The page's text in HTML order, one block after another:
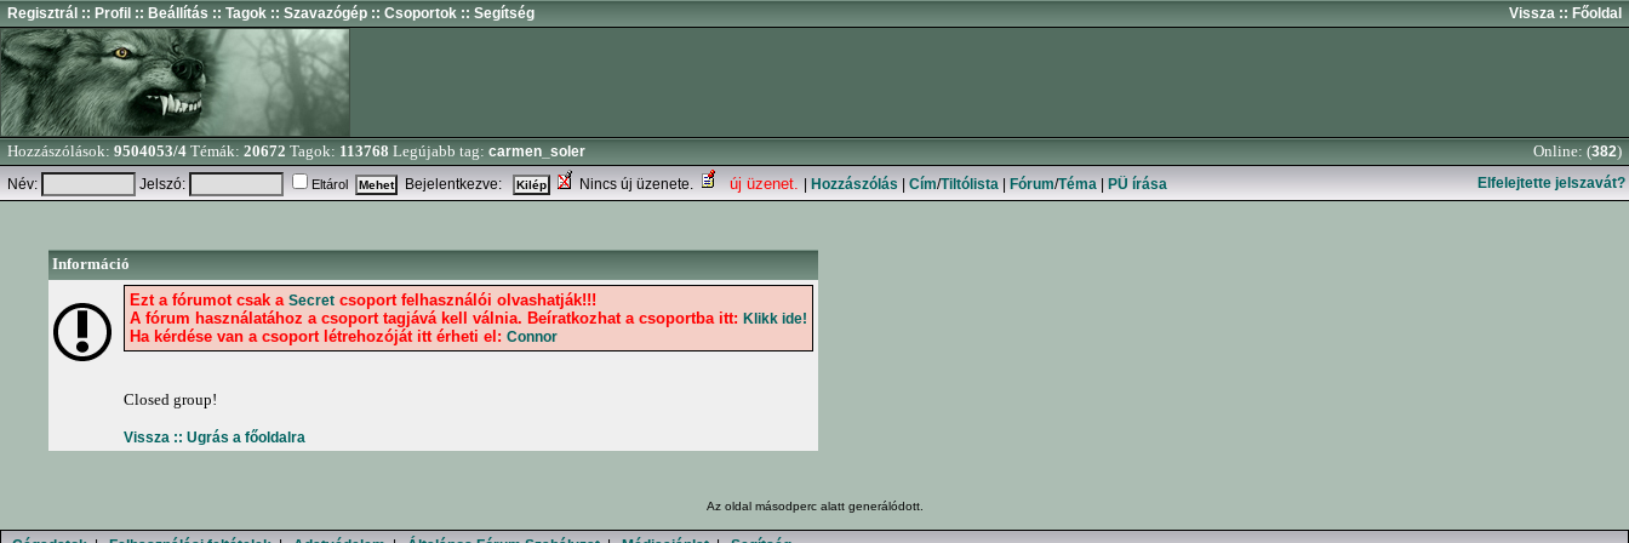
Regisztrál :: Profil :: Beállítás :: Tagok :: Szavazógép :: Csoportok :: Segítség Vissza :: Főoldal
Hozzászólások: 9504053/4 Témák: 20672 Tagok: 113768 Legújabb tag: carmen_soler Online: (382)
Név: Jelszó: Eltárol Bejelentkezve: Nincs új üzenete. új üzenet. Hozzászólás Cím/Tiltólista Fórum/Téma PÜ írása Elfelejtette jelszavát?
Információ
Ezt a fórumot csak a Secret csoport felhasználói olvashatják!!!
A fórum használatához a csoport tagjává kell válnia. Beíratkozhat a csoportba itt: Klikk ide!
Ha kérdése van a csoport létrehozóját itt érheti el: Connor
Closed group!
Vissza :: Ugrás a főoldalra
Az oldal másodperc alatt generálódott.